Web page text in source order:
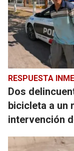
RESPUESTA
Dos
bicicleta a un
intervención